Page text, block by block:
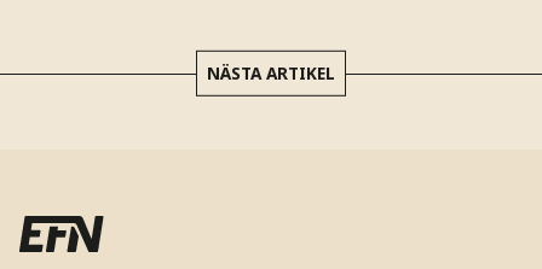
NÄSTA ARTIKEL